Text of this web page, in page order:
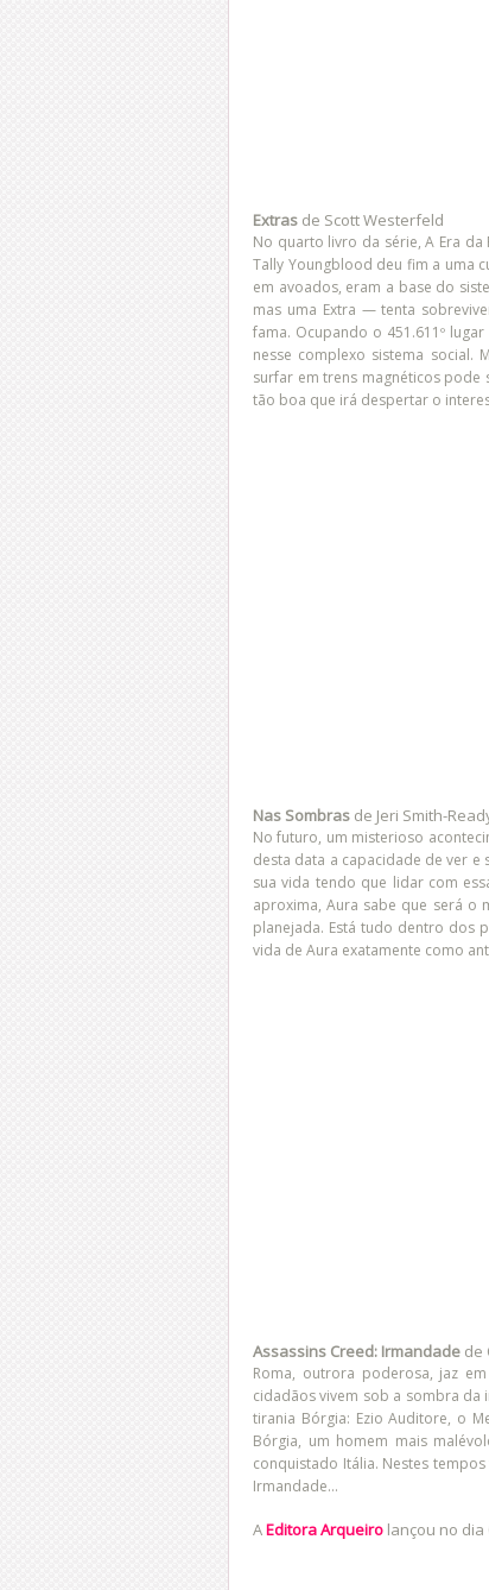
Extras de Scott Westerfeld
No quarto livro da série, A Era
Tally Youngblood deu fim a uma
em avoados, eram a base do
mas uma Extra — tenta
fama. Ocupando o 451.611º
nesse complexo sistema social.
surfar em trens magnéticos
tão boa que irá despertar o
Nas Sombras de Jeri Smith-
No futuro, um misterioso
desta data a capacidade de ver e
sua vida tendo que lidar com
aproxima, Aura sabe que será o
planejada. Está tudo dentro dos
vida de Aura exatamente como
Assassins Creed: Irmandade de
Roma, outrora poderosa, jaz
cidadãos vivem sob a sombra
tirania Bórgia: Ezio Auditore, o
Bórgia, um homem mais
conquistado Itália. Nestes
Irmandade...
AEditora Arqueiro lançou no dia